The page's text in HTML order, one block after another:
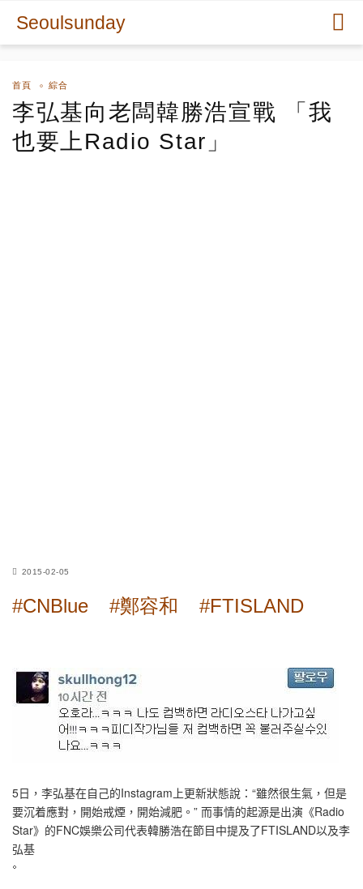
Seoulsunday
首頁 綜合
李弘基向老闆韓勝浩宣戰 「我
也要上Radio Star」
2015-02-05
#CNBlue #鄭容和 #FTISLAND
5日，李弘基在自己的Instagram上更新狀態說：“雖然很生氣，但是
要沉着應對，開始戒煙，開始減肥。” 而事情的起源是出演《Radio
Star》的FNC娛樂公司代表韓勝浩在節目中提及了FTISLAND以及李
弘基